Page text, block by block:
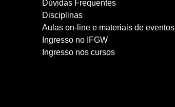
Dúvidas Frequentes
Disciplinas
Aulas on-line e materiais de eventos
Ingresso no IFGW
Ingresso nos cursos